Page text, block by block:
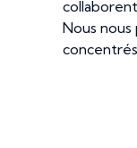
Nous